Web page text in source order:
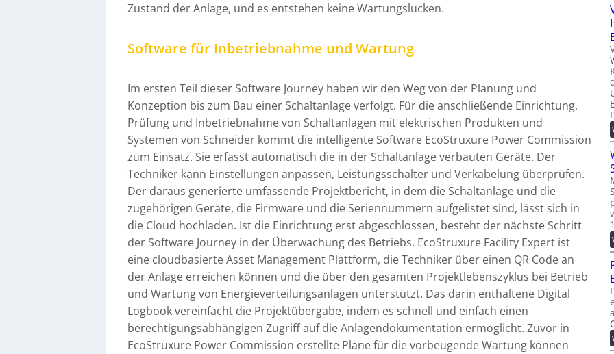
Zustand der Anlage, und es entstehen keine Wartungslücken.
Software für Inbetriebnahme und Wartung
Im ersten Teil dieser Software Journey haben wir den Weg von der Planung und
Konzeption bis zum Bau einer Schaltanlage verfolgt. Für die anschließende Einrichtung,
Prüfung und Inbetriebnahme von Schaltanlagen mit elektrischen Produkten und
Systemen von Schneider kommt die intelligente Software EcoStruxure Power Commission
zum Einsatz. Sie erfasst automatisch die in der Schaltanlage verbauten Geräte. Der
Techniker kann Einstellungen anpassen, Leistungsschalter und Verkabelung überprüfen.
Der daraus generierte umfassende Projektbericht, in dem die Schaltanlage und die
zugehörigen Geräte, die Firmware und die Seriennummern aufgelistet sind, lässt sich in
die Cloud hochladen. Ist die Einrichtung erst abgeschlossen, besteht der nächste Schritt
der Software Journey in der Überwachung des Betriebs. EcoStruxure Facility Expert ist
eine cloudbasierte Asset Management Plattform, die Techniker über einen QR Code an
der Anlage erreichen können und die über den gesamten Projektlebenszyklus bei Betrieb
und Wartung von Energieverteilungsanlagen unterstützt. Das darin enthaltene Digital
Logbook vereinfacht die Projektübergabe, indem es schnell und einfach einen
berechtigungsabhängigen Zugriff auf die Anlagendokumentation ermöglicht. Zuvor in
EcoStruxure Power Commission erstellte Pläne für die vorbeugende Wartung können